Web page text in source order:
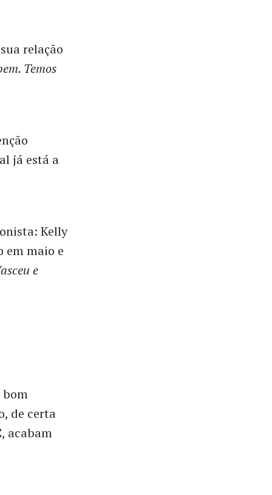
relação
Temos
já está a
Kelly
em maio e
e
bom
de certa
, acabam